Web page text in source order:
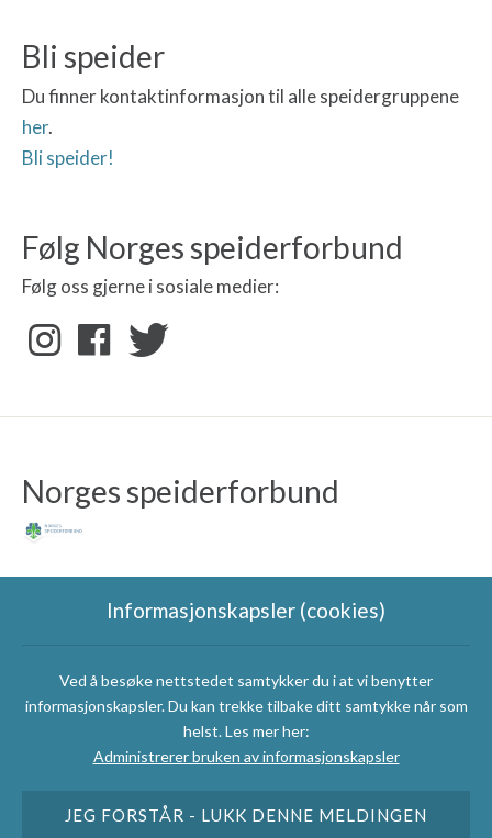
Bli speider
Du finner kontaktinformasjon til alle speidergruppene
her.
Bli speider!
Følg Norges speiderforbund
Følg oss gjerne i sosiale medier:
Norges speiderforbund
Speidergruppas
samarbeidspartnere
Informasjonskapsler (cookies)
Ved å besøke nettstedet samtykker du i at vi benytter
informasjonskapsler. Du kan trekke tilbake ditt samtykke når som
helst. Les mer her:
Administrerer bruken av informasjonskapsler
JEG FORSTÅR - LUKK DENNE MELDINGEN